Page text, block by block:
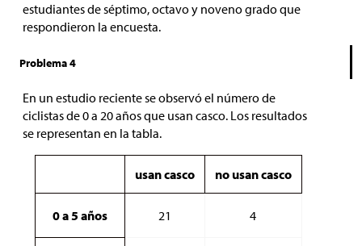
estudiantes de séptimo, octavo y noveno grado que
respondieron la encuesta.
Problema 4
En un estudio reciente se observó el número de
ciclistas de 0 a 20 años que usan casco. Los resultados
se representan en la tabla.
usan casco no usan casco
0 a 5 años 21 4